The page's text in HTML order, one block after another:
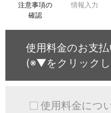
注意事項の
確認
情報入力
使用料金のお支
(※▼をクリック
使用料金につ